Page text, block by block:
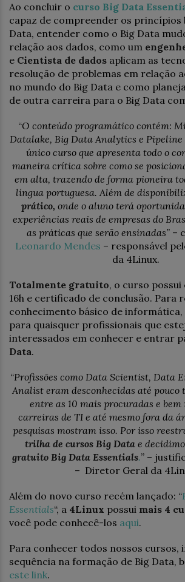
Ao concluir o curso Big Data
capaz de compreender os princípios
Data, entender como o Big Data
relação aos dados, como um
e Cientista de dados aplicam as
resolução de problemas em relação
no mundo do Big Data e como
de outra carreira para o Big Data
“O conteúdo programático contém:
Datalake, Big Data Analytics e Pipeline
único curso que apresenta todo o
maneira crítica sobre como se
em alta, trazendo de forma pioneira
língua portuguesa. Além de
prático, onde o aluno terá
experiências reais de empresas do
as práticas que serão ensinadas” –
Leonardo Mendes – responsável
da 4Linux.
Totalmente gratuito, o curso
16h e certificado de conclusão. Para
conhecimento básico de informática,
para quaisquer profissionais que
interessados em conhecer e entrar
Data.
“Profissões como Data Scientist, Data
Analist eram desconhecidas até pouco
entre as 10 mais procuradas e
carreiras de TI e até mesmo fora da
pesquisas mostram isso. Por isso
trilha de cursos Big Data e
gratuito Big Data Essentials.” –
– Diretor Geral da
Além do novo curso recém lançado: “
Essentials“, a 4Linux possui mais 4
você pode conhecê-los aqui.
Para conhecer todos nossos cursos,
sequência na formação de Big Data,
este link.